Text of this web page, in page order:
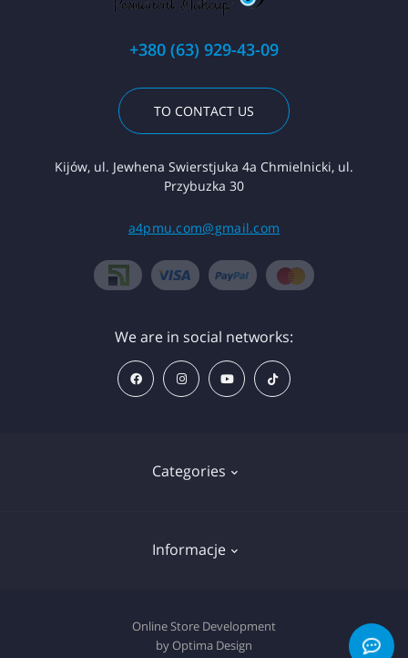
+380 (63) 929-43-09
TO CONTACT US
Kijów, ul. Jewhena Swierstjuka 4a Chmielnicki, ul.
Przybuzka 30
a4pmu.com@gmail.com
Categories
Pigmenty
Informacje
Deklaracja plików cookie
Polityka prywatności
We are in social networks:
Online Store Development
by Optima Design